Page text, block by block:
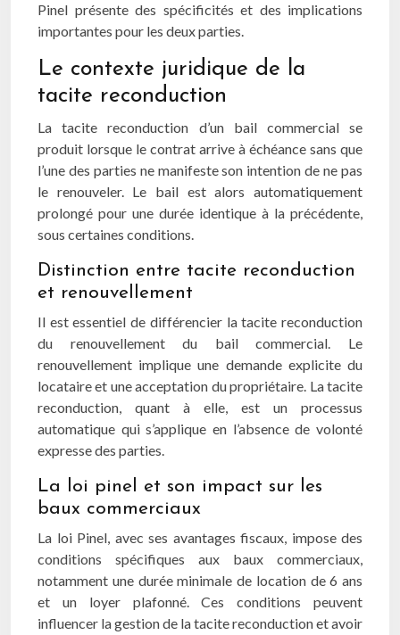
Pinel présente des spécificités et des implications
importantes pour les deux parties.
Le contexte juridique de la
tacite reconduction
La tacite reconduction d’un bail commercial se
produit lorsque le contrat arrive à échéance sans que
l’une des parties ne manifeste son intention de ne pas
le renouveler. Le bail est alors automatiquement
prolongé pour une durée identique à la précédente,
sous certaines conditions.
Distinction entre tacite reconduction
et renouvellement
Il est essentiel de différencier la tacite reconduction
du renouvellement du bail commercial. Le
renouvellement implique une demande explicite du
locataire et une acceptation du propriétaire. La tacite
reconduction, quant à elle, est un processus
automatique qui s’applique en l’absence de volonté
expresse des parties.
La loi pinel et son impact sur les
baux commerciaux
La loi Pinel, avec ses avantages fiscaux, impose des
conditions spécifiques aux baux commerciaux,
notamment une durée minimale de location de 6 ans
et un loyer plafonné. Ces conditions peuvent
influencer la gestion de la tacite reconduction et avoir